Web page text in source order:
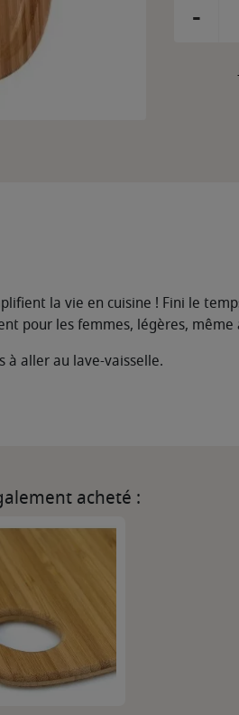
-
la vie en cuisine ! Fini le
pour les femmes, légères,
à aller au lave-vaisselle.
acheté :